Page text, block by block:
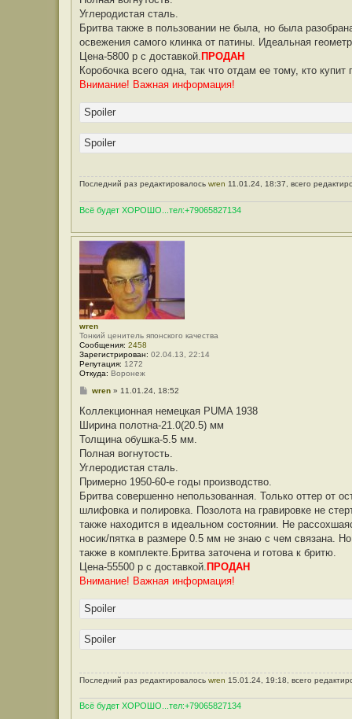
Углеродистая сталь.
Бритва также в пользовании не была, но была
освежения самого клинка от патины. Идеальная
Цена-5800 р с доставкой. ПРОДАН
Коробочка всего одна, так что отдам ее тому, кто
Внимание! Важная информация!
Spoiler
Spoiler
Последний раз редактировалось wren 11.01.24, 18:37, всего
Всё будет ХОРОШО...тел:+79065827134
wren
Тонкий ценитель японского качества
Сообщения: 2458
Зарегистрирован: 02.04.13, 22:14
Репутация: 1272
Откуда: Воронеж
С
о
щ
е
и
е
wren» 11.01.24, 18:52
Коллекционная немецкая PUMA 1938
Ширина полотна-21.0(20.5) мм
Толщина обушка-5.5 мм.
Полная вогнутость.
Углеродистая сталь.
Примерно 1950-60-е годы производство.
Бритва совершенно непользованная. Только оттер от
шлифовка и полировка. Позолота на гравировке не
также находится в идеальном состоянии. Не
носик/пятка в размере 0.5 мм не знаю с чем связана.
также в комплекте.Бритва заточена и готова к бритю.
Цена-55500 р с доставкой. ПРОДАН
Внимание! Важная информация!
Spoiler
Spoiler
Последний раз редактировалось wren 15.01.24, 19:18, всего
Всё будет ХОРОШО...тел:+79065827134